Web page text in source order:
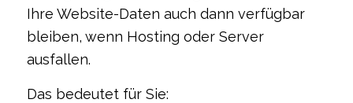
Ihre Website-Daten auch dann verfügbar
bleiben, wenn Hosting oder Server
ausfallen.
Das bedeutet für Sie: